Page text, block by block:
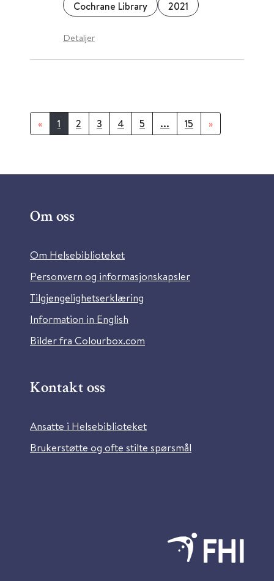
Cochrane Library 2021
Detaljer
« 1 2 3 4 5 ... 15 »
Om oss
Om Helsebiblioteket
Personvern og informasjonskapsler
Tilgjengelighetserklæring
Information in English
Bilder fra Colourbox.com
Kontakt oss
Ansatte i Helsebiblioteket
Brukerstøtte og ofte stilte spørsmål